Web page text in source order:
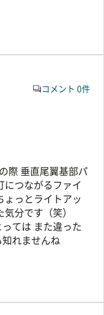
コメント 0件
際 垂直尾翼基部パ
につながるファイ
ょっとライトアッ
分です（笑）
ては また違った
れませんね